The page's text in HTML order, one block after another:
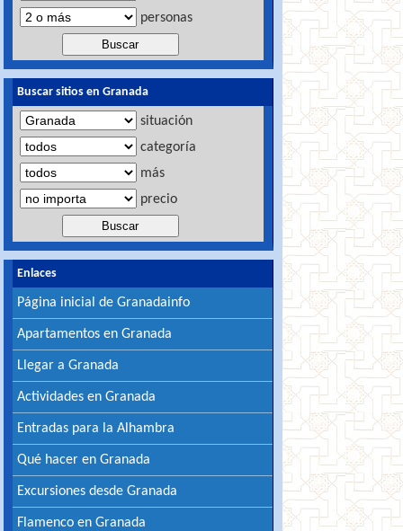
personas
Buscar sitios en Granada
situación
categoría
más
precio
Enlaces
Página inicial de Granadainfo
Apartamentos en Granada
Llegar a Granada
Actividades en Granada
Entradas para la Alhambra
Qué hacer en Granada
Excursiones desde Granada
Flamenco en Granada